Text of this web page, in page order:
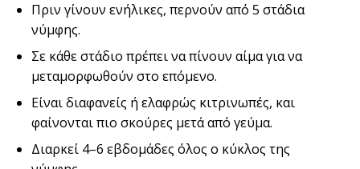
Πριν γίνουν ενήλικες, περνούν από 5 στάδια
νύμφης.
Σε κάθε στάδιο πρέπει να πίνουν αίμα για να
μεταμορφωθούν στο επόμενο.
Είναι διαφανείς ή ελαφρώς κιτρινωπές, και
φαίνονται πιο σκούρες μετά από γεύμα.
Διαρκεί 4–6 εβδομάδες όλος ο κύκλος της